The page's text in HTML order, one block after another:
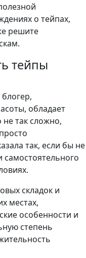
о тейпах,
решите
тейпы
обладает
так сложно,
так, если бы не
самостоятельного
складок и
местах,
особенности и
степень